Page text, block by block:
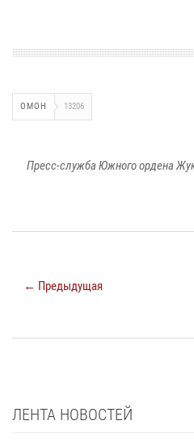
ОМОН 13206
Пресс-служба Южного ордена
← Предыдущая
ЛЕНТА НОВОСТЕЙ